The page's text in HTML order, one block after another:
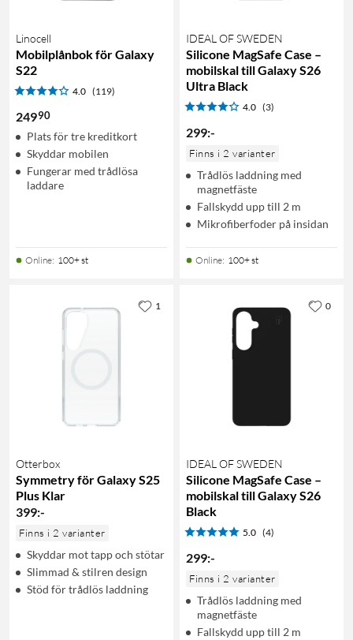
Linocell
Mobilplånbok för Galaxy
S22
4.0 (119)
24990
Plats för tre kreditkort
Skyddar mobilen
Fungerar med trådlösa
laddare
Online: 100+ st
IDEAL OF SWEDEN
Silicone MagSafe Case –
mobilskal till Galaxy S26
Ultra Black
4.0 (3)
299:-
Finns i 2 varianter
Trådlös laddning med
magnetfäste
Fallskydd upp till 2 m
Mikrofiberfoder på insidan
Online: 100+ st
Otterbox
Symmetry för Galaxy S25
Plus Klar
399:-
Finns i 2 varianter
Skyddar mot tapp och stötar
Slimmad & stilren design
Stöd för trådlös laddning
1
IDEAL OF SWEDEN
Silicone MagSafe Case –
mobilskal till Galaxy S26
Black
5.0 (4)
299:-
Finns i 2 varianter
Trådlös laddning med
magnetfäste
Fallskydd upp till 2 m
0